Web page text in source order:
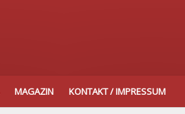
MAGAZIN KONTAKT / IMPRESSUM